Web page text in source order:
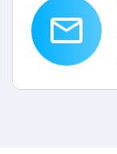
email